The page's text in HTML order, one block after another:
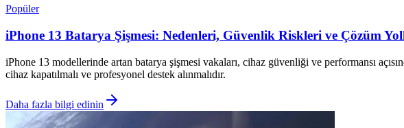
Popüler
iPhone 13 Batarya Şişmesi: Nedenleri, Güvenlik Riskleri ve Çözüm
iPhone 13 modellerinde artan batarya şişmesi vakaları, cihaz güvenliği ve performansı
cihaz kapatılmalı ve profesyonel destek alınmalıdır.
Daha fazla bilgi edinin